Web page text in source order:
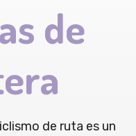
de
de ruta es un